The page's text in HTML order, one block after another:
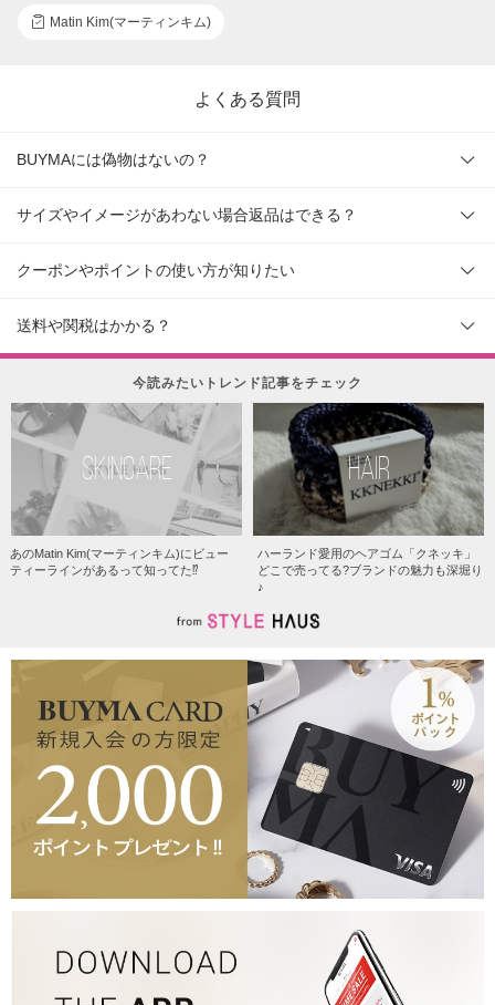
Matin Kim(マーティンキム)
よくある質問
BUYMAには偽物はないの？
サイズやイメージがあわない場合返品はできる？
クーポンやポイントの使い方が知りたい
送料や関税はかかる？
今読みたいトレンド記事をチェック
SKINCARE
あのMatin Kim(マーティンキム)にビュー
ティーラインがあるって知ってた⁉︎
HAIR
ハーランド愛用のヘアゴム「クネッキ」
どこで売ってる?ブランドの魅力も深堀り
♪